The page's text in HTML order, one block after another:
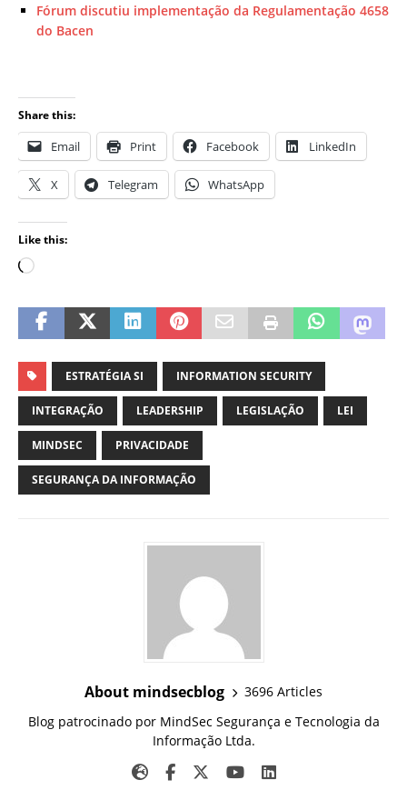
Fórum discutiu implementação da Regulamentação 4658
do Bacen
Share this:
Email Print Facebook LinkedIn
X Telegram WhatsApp
Like this:
ESTRATÉGIA SI INFORMATION SECURITY
INTEGRAÇÃO LEADERSHIP LEGISLAÇÃO LEI
MINDSEC PRIVACIDADE
SEGURANÇA DA INFORMAÇÃO
About mindsecblog
3696 Articles
Blog patrocinado por MindSec Segurança e Tecnologia da
Informação Ltda.